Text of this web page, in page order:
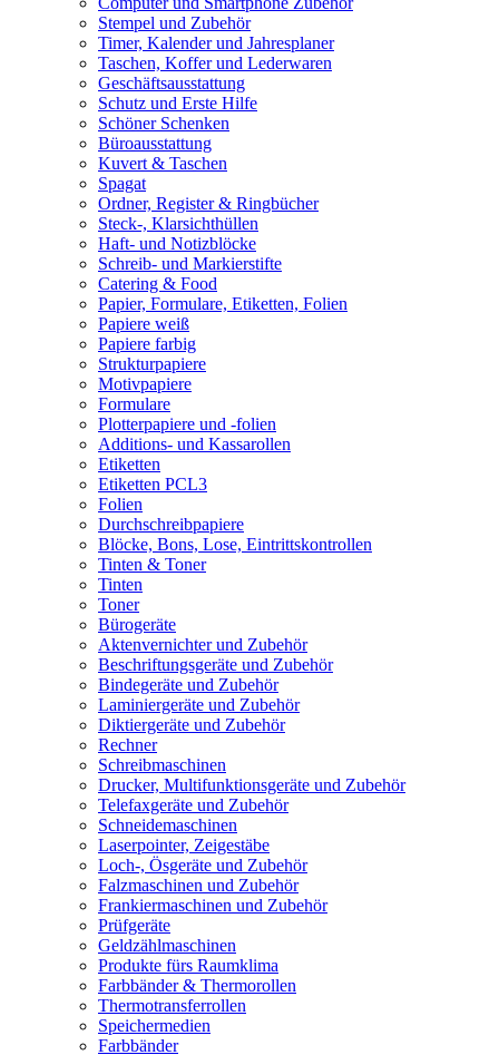
Stempel und Zubehör
Timer, Kalender und Jahresplaner
Taschen, Koffer und Lederwaren
Geschäftsausstattung
Schutz und Erste Hilfe
Schöner Schenken
Büroausstattung
Kuvert & Taschen
Spagat
Ordner, Register & Ringbücher
Steck-, Klarsichthüllen
Haft- und Notizblöcke
Schreib- und Markierstifte
Catering & Food
Papier, Formulare, Etiketten, Folien
Papiere weiß
Papiere farbig
Strukturpapiere
Motivpapiere
Formulare
Plotterpapiere und -folien
Additions- und Kassarollen
Etiketten
Etiketten PCL3
Folien
Durchschreibpapiere
Blöcke, Bons, Lose, Eintrittskontrollen
Tinten & Toner
Tinten
Toner
Bürogeräte
Aktenvernichter und Zubehör
Beschriftungsgeräte und Zubehör
Bindegeräte und Zubehör
Laminiergeräte und Zubehör
Diktiergeräte und Zubehör
Rechner
Schreibmaschinen
Drucker, Multifunktionsgeräte und Zubehör
Telefaxgeräte und Zubehör
Schneidemaschinen
Laserpointer, Zeigestäbe
Loch-, Ösgeräte und Zubehör
Falzmaschinen und Zubehör
Frankiermaschinen und Zubehör
Prüfgeräte
Geldzählmaschinen
Produkte fürs Raumklima
Farbbänder & Thermorollen
Thermotransferrollen
Speichermedien
Farbbänder